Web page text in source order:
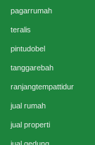
pagarrumah
teralis
pintudobel
tanggarebah
ranjangtempattidur
jual rumah
jual properti